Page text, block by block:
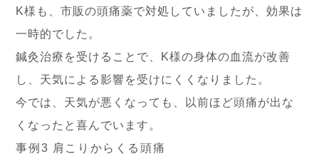
K様も、市販の頭痛薬で対処していましたが、効果は
一時的でした。
鍼灸治療を受けることで、K様の身体の血流が改善
し、天気による影響を受けにくくなりました。
今では、天気が悪くなっても、以前ほど頭痛が出な
くなったと喜んでいます。
事例3 肩こりからくる頭痛